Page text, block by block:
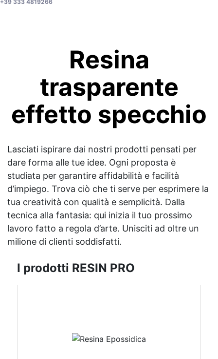
+39 333 4819266
Resina
trasparente
effetto specchio
Lasciati ispirare dai nostri prodotti pensati per
dare forma alle tue idee. Ogni proposta è
studiata per garantire affidabilità e facilità
d’impiego. Trova ciò che ti serve per esprimere la
tua creatività con qualità e semplicità. Dalla
tecnica alla fantasia: qui inizia il tuo prossimo
lavoro fatto a regola d’arte. Unisciti ad oltre un
milione di clienti soddisfatti.
I prodotti RESIN PRO